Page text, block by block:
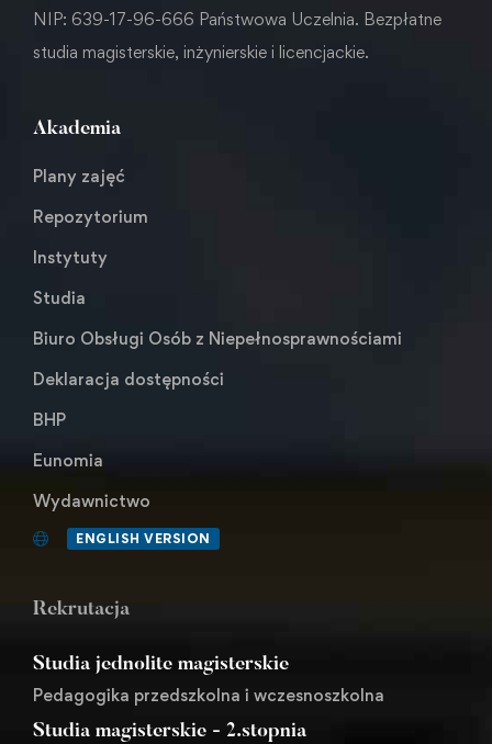
NIP: 639-17-96-666 Państwowa Uczelnia. Bezpłatne
studia magisterskie, inżynierskie i licencjackie.
Akademia
Plany zajęć
Repozytorium
Instytuty
Studia
Biuro Obsługi Osób z Niepełnosprawnościami
Deklaracja dostępności
BHP
Eunomia
Wydawnictwo
ENGLISH VERSION
Rekrutacja
Studia jednolite magisterskie
Pedagogika przedszkolna i wczesnoszkolna
Studia magisterskie - 2.stopnia